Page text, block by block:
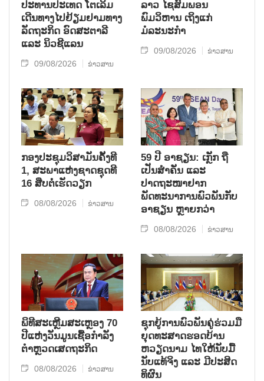
ປະທານປະເທດ ໂຕເລິມ
ເດີນທາງໄປຢ້ຽມຢາມທາງ
ລັດຖະກິດ ອົດສະຕາລີ
ແລະ ນິວຊີແລນ
09/08/2026 ຂ່າວສານ
ລາວ ໄຊສົມພອນ
ພົມວິຫານ ເຖິງແກ່
ມໍລະນະກຳ
09/08/2026 ຂ່າວສານ
ກອງປະຊຸມວິສາມັນຄັ້ງທີ
1, ສະພາແຫ່ງຊາດຊຸດທີ
16 ສືບຕໍ່ເຮັດວຽກ
08/08/2026 ຂ່າວສານ
59 ປີ ອາຊຽນ: ເກຼັກ ຖື
ເປັນສຳຄັນ ແລະ
ປາດຖະໜາຢາກ
ພັດທະນາການພົວພັນກັບ
ອາຊຽນ ຫຼາຍກວ່າ
08/08/2026 ຂ່າວສານ
ພິທີສະເຫຼີມສະເຫຼອງ 70
ປີແຫ່ງວັນມູນເຊື້ອກຳລັງ
ຕຳຫຼວດເສດຖະກິດ
08/08/2026 ຂ່າວສານ
ຊຸກ​ຍູ້​ການ​ພົວ​ພັນ​ຄູ່​ຮ່ວມ​ມື​
ຍຸດ​ທະ​ສາດ​ຮອດ​ບ້ານ
ຫວຽດ​ນາມ ໄທ​ໃຫ້​ນັບ​ມື້​
ນັບ​ແທ້​ຈິງ ແລະ ມີ​ປະ​ສິດ​
ທິ​ຜົນ